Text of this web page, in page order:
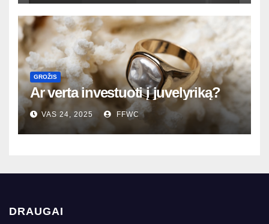
GROŽIS
Ar verta investuoti į juvelyriką?
VAS 24, 2025 FFWC
DRAUGAI